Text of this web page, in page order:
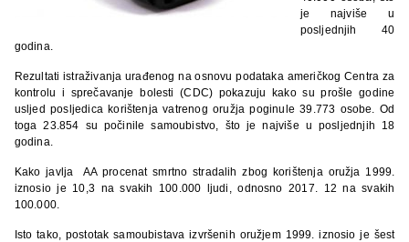
je najviše u
posljednjih 40
godina.
Rezultati istraživanja urađenog na osnovu podataka američkog Centra za
kontrolu i sprečavanje bolesti (CDC) pokazuju kako su prošle godine
usljed posljedica korištenja vatrenog oružja poginule 39.773 osobe. Od
toga 23.854 su počinile samoubistvo, što je najviše u posljednjih 18
godina.
Kako javlja AA procenat smrtno stradalih zbog korištenja oružja 1999.
iznosio je 10,3 na svakih 100.000 ljudi, odnosno 2017. 12 na svakih
100.000.
Isto tako, postotak samoubistava izvršenih oružjem 1999. iznosio je šest